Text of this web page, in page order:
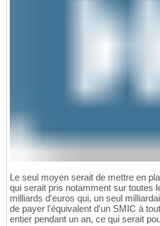
Le seul moyen serait de mettre en
qui serait pris notamment sur toutes
milliards d'euros qui, un seul
de payer l'équivalent d'un SMIC à
entier pendant un an, ce qui serait